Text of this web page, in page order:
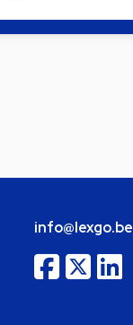
info@lexgo.be